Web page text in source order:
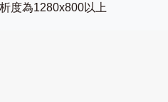
度為1280x800以上